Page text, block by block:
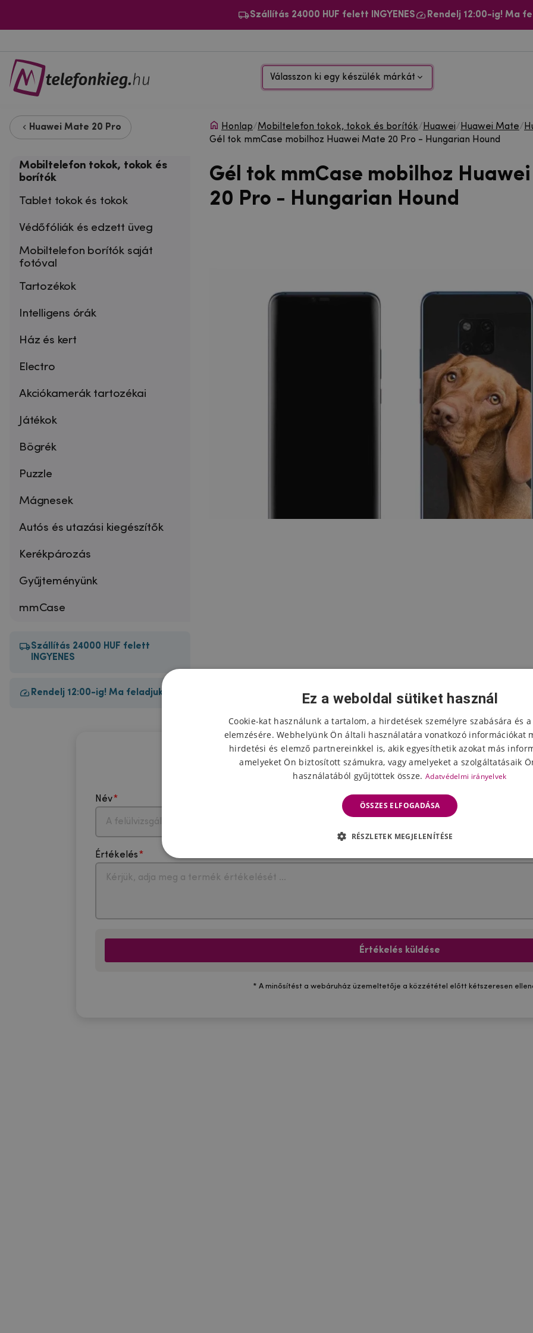
Szállítás 24000 HUF felett INGYENES Rendelj 12:00-ig! Ma
Válasszon ki egy készülék márkát
Huawei Mate 20 Pro
Mobiltelefon tokok, tokok és
borítók
Tablet tokok és tokok
Védőfóliák és edzett üveg
Mobiltelefon borítók saját
fotóval
Tartozékok
Intelligens órák
Ház és kert
Electro
Akciókamerák tartozékai
Játékok
Bögrék
Puzzle
Mágnesek
Autós és utazási kiegészítők
Kerékpározás
Gyűjteményünk
mmCase
Szállítás 24000 HUF felett
INGYENES
Rendelj 12:00-ig! Ma feladjuk!
Honlap/Mobiltelefon tokok, tokok és borítók/ Huawei/ Huawei Mate/
Gél tok mmCase mobilhoz Huawei Mate 20 Pro - Hungarian Hound
Gél tok mmCase mobilhoz
20 Pro - Hungarian Hound
A termék értékelése
Név Válassza ki a csillagok számát
Értékelés
Értékelés küldése
* A minősítést a webáruház üzemeltetője a közzététel előtt kétszeresen
Ez a weboldal sütiket használ
Cookie-kat használunk a tartalom, a hirdetések személyre szabására és
elemzésére. Webhelyünk Ön általi használatára vonatkozó információkat
hirdetési és elemző partnereinkkel is, akik egyesíthetik azokat más
amelyeket Ön biztosított számukra, vagy amelyeket a szolgáltatásaik
használatából gyűjtöttek össze. Adatvédelmi irányelvek
ÖSSZES ELFOGADÁSA
RÉSZLETEK MEGJELENÍTÉSE